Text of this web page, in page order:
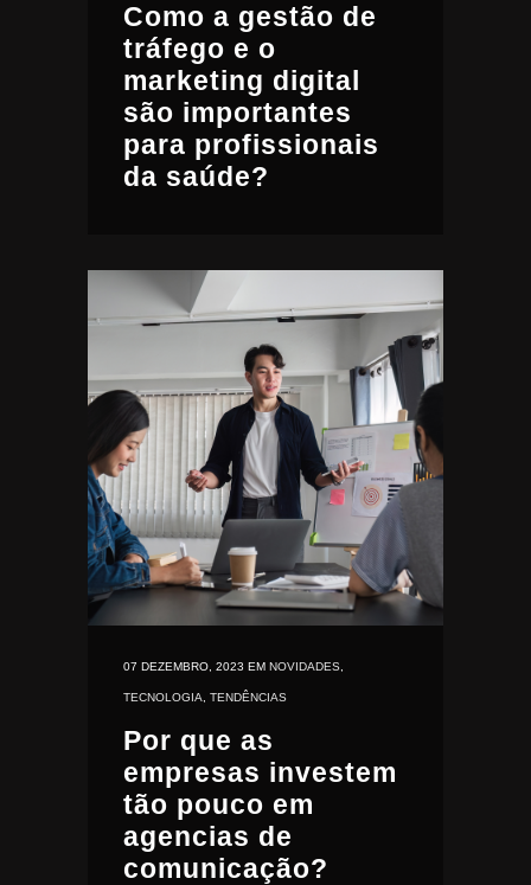
Como a gestão de
tráfego e o
marketing digital
são importantes
para profissionais
da saúde?
07 DEZEMBRO, 2023 EM NOVIDADES
TECNOLOGIA TENDÊNCIAS
Por que as
empresas investem
tão pouco em
agencias de
comunicação?